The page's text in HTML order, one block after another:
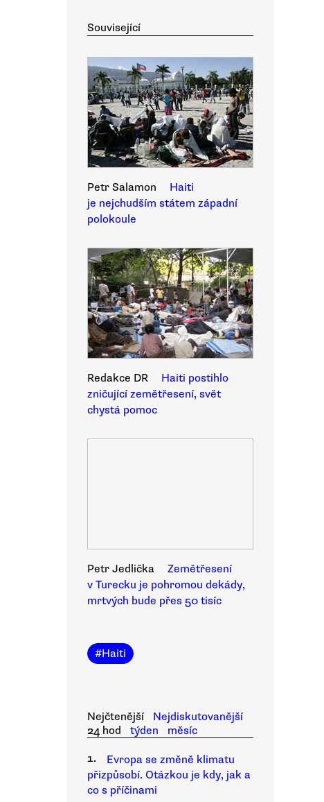
Související
Petr Salamon
Haiti
je nejchudším státem západní
polokoule
Redakce DR
Haiti postihlo
zničující zemětřesení, svět
chystá pomoc
Petr Jedlička
Zemětřesení
v Turecku je pohromou dekády,
mrtvých bude přes 50 tisíc
#Haiti
Nejčtenější
Nejdiskutovanější
24 hod
týden
měsíc
1.
Evropa se změně klimatu
přizpůsobí. Otázkou je kdy, jak a
co s příčinami